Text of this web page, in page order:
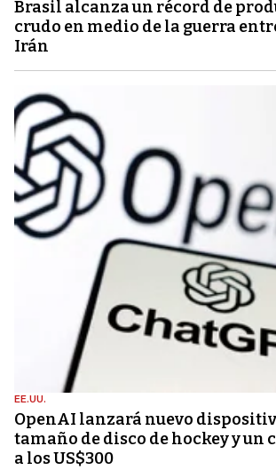
Brasil alcanza un récord de
crudo en medio de la guerra
Irán
EE.UU.
OpenAI lanzará nuevo
tamaño de disco de hockey y un
a los US$300